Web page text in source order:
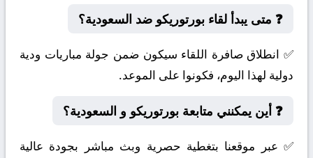
❓ متى يبدأ لقاء بورتوريكو ضد السعودية؟
✅ انطلاق صافرة اللقاء سيكون ضمن جولة مباريات ودية
دولية لهذا اليوم، فكونوا على الموعد.
❓ أين يمكنني متابعة بورتوريكو و السعودية؟
✅ عبر موقعنا بتغطية حصرية وبث مباشر بجودة عالية